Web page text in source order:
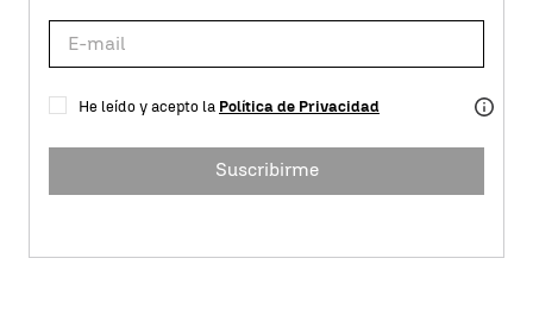
He leído y acepto la Política de Privacidad
Suscribirme